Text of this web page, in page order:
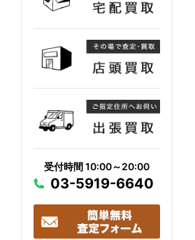
受付時間 10:00～20:00
03-5919-6640